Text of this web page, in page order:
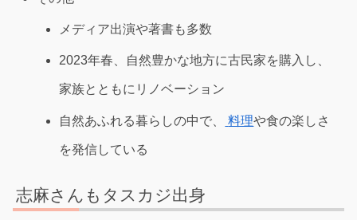
メディア出演や著書も多数
2023年春、自然豊かな地方に古民家を購入し、
家族とともにリノベーション
自然あふれる暮らしの中で、 料理や食の楽しさ
を発信している
志麻さんもタスカジ出身